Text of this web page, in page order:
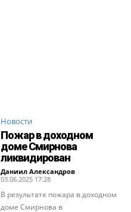
Новости
Пожар в доходном
доме Смирнова
ликвидирован
Даниил Александров -
03.06.2025 17:28
В результате пожара в доходном
доме Смирнова в